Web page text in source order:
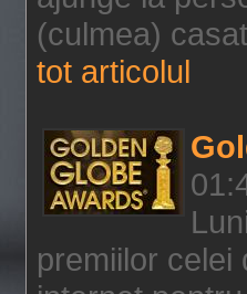
(culmea)
tot articolul
premiilor celei